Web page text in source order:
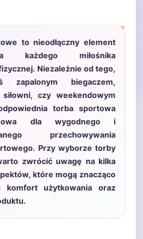
to nieodłączny element
każdego miłośnika
Niezależnie od tego,
zapalonym biegaczem,
siłowni, czy weekendowym
torba sportowa
dla wygodnego i
przechowywania
Przy wyborze torby
zwrócić uwagę na kilka
które mogą znacząco
komfort użytkowania oraz